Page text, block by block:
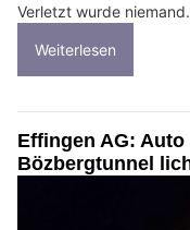
Verletzt wurde niemand.
Weiterlesen
Effingen AG:
Bözbergtunnel